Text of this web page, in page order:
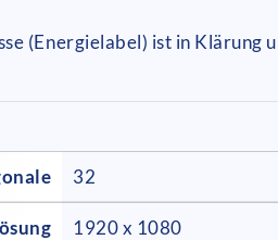
(Energielabel) ist in Klärung
32
1920 x 1080